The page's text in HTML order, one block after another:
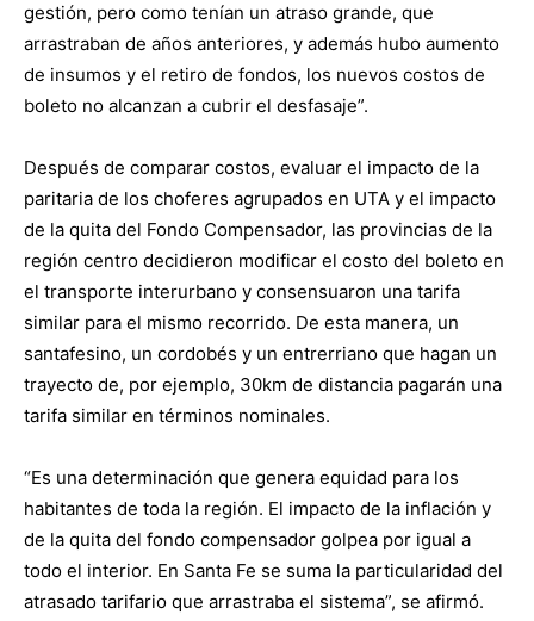
gestión, pero como tenían un atraso grande, que
arrastraban de años anteriores, y además hubo aumento
de insumos y el retiro de fondos, los nuevos costos de
boleto no alcanzan a cubrir el desfasaje”.
Después de comparar costos, evaluar el impacto de la
paritaria de los choferes agrupados en UTA y el impacto
de la quita del Fondo Compensador, las provincias de la
región centro decidieron modificar el costo del boleto en
el transporte interurbano y consensuaron una tarifa
similar para el mismo recorrido. De esta manera, un
santafesino, un cordobés y un entrerriano que hagan un
trayecto de, por ejemplo, 30km de distancia pagarán una
tarifa similar en términos nominales.
“Es una determinación que genera equidad para los
habitantes de toda la región. El impacto de la inflación y
de la quita del fondo compensador golpea por igual a
todo el interior. En Santa Fe se suma la particularidad del
atrasado tarifario que arrastraba el sistema”, se afirmó.